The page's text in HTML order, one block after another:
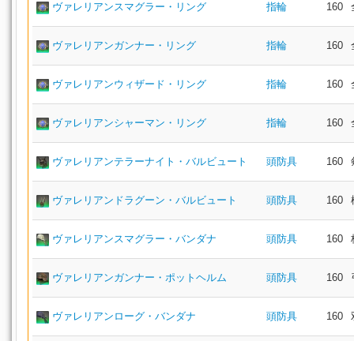
ヴァレリアンスマグラー・リング 指輪 160
ヴァレリアンガンナー・リング 指輪 160
ヴァレリアンウィザード・リング 指輪 160
ヴァレリアンシャーマン・リング 指輪 160
ヴァレリアンテラーナイト・バルビュート 頭防具 160
ヴァレリアンドラグーン・バルビュート 頭防具 160
ヴァレリアンスマグラー・バンダナ 頭防具 160
ヴァレリアンガンナー・ポットヘルム 頭防具 160
ヴァレリアンローグ・バンダナ 頭防具 160